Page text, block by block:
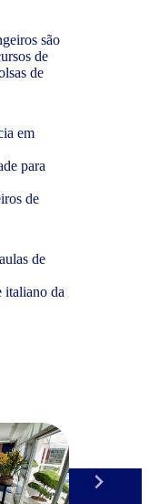
são
de
de
em
para
de
de
italiano da